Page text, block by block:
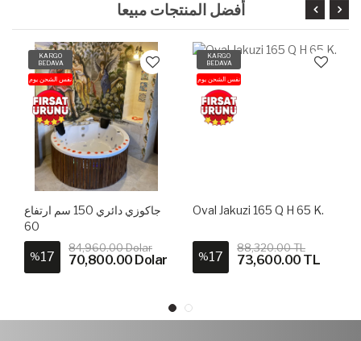
أفضل المنتجات مبيعا
KARGO
BEDAVA
نفس الشحن يوم
جاكوزي دائري 150 سم ارتفاع
60
%17
84,960.00 Dolar
70,800.00 Dolar
KARGO
BEDAVA
نفس الشحن يوم
Oval Jakuzi 165 Q H 65 K.
%17
88,320.00 TL
73,600.00 TL